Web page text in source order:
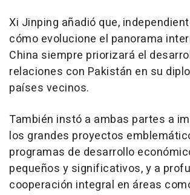
Xi Jinping añadió que,
cómo evolucione el panorama
China siempre priorizará el
relaciones con Pakistán en su
países vecinos.
También instó a ambas partes a
los grandes proyectos
programas de desarrollo
pequeños y significativos, y a
cooperación integral en áreas